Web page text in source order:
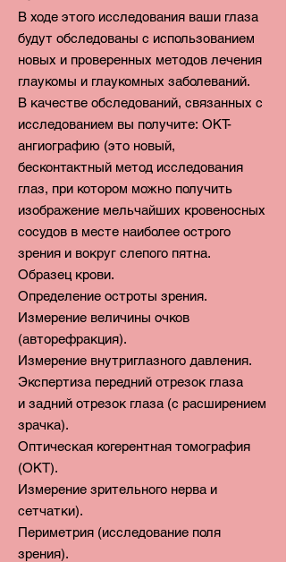
В ходе этого исследования ваши глаза
будут обследованы с использованием
новых и проверенных методов лечения
глаукомы и глаукомных заболеваний.
В качестве обследований, связанных с
исследованием вы получите: ОКТ-
ангиографию (это новый,
бесконтактный метод исследования
глаз, при котором можно получить
изображение мельчайших кровеносных
сосудов в месте наиболее острого
зрения и вокруг слепого пятна.
Образец крови.
Определение остроты зрения.
Измерение величины очков
(авторефракция).
Измерение внутриглазного давления.
Экспертиза передний отрезок глаза
и задний отрезок глаза (с расширением
зрачка).
Оптическая когерентная томография
(ОКТ).
Измерение зрительного нерва и
сетчатки).
Периметрия (исследование поля
зрения).